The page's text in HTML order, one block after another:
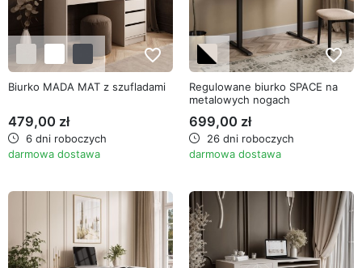
favorite_border
Biurko MADA MAT z szufladami
479,00 zł
6 dni roboczych
darmowa dostawa
favorite_border
Regulowane biurko SPACE na
metalowych nogach
699,00 zł
26 dni roboczych
darmowa dostawa